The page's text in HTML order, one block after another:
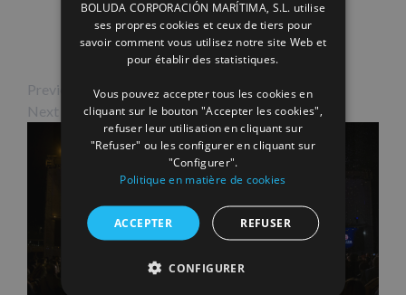
Previous Image
Next Image
ENGLISH
FRENCH
BOLUDA CORPORACIÓN MARÍTIMA, S.L. utilise
ses propres cookies et ceux de tiers pour
savoir comment vous utilisez notre site Web et
pour établir des statistiques.
Vous pouvez accepter tous les cookies en
cliquant sur le bouton "Accepter les cookies",
refuser leur utilisation en cliquant sur
"Refuser" ou les configurer en cliquant sur
"Configurer".
Politique en matière de cookies
ACCEPTER REFUSER
CONFIGURER